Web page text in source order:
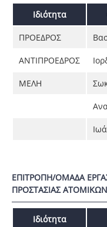
Ιδιότητα
ΠΡΟΕΔΡΟΣ
ΑΝΤΙΠΡΟΕΔΡΟΣ
ΜΕΛΗ
ΕΠΙΤΡΟΠΗ/ΟΜΑΔΑ
ΠΡΟΣΤΑΣΙΑΣ
Ιδιότητα